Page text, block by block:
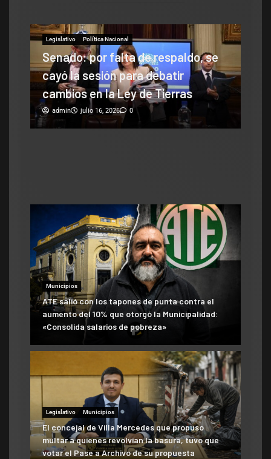
Legislativo Política Nacional
Senado: por falta de respaldo, se
cayó la sesión para debatir
cambios en la Ley de Tierras
admin julio 16, 2026 0
Municipios
ATE salió con los tapones de punta contra el
aumento del 10% que otorgó la Municipalidad:
«Consolida salarios de pobreza»
Legislativo Municipios
El concejal de Villa Mercedes que propuso
multar a quienes revolvían la basura, tuvo que
votar el Pase a Archivo de su propuesta